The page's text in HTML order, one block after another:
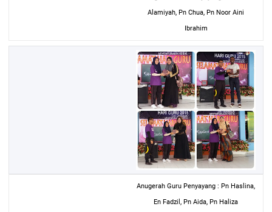
Alamiyah, Pn Chua, Pn Noor Aini
Ibrahim
Anugerah Guru Penyayang : Pn Haslina,
En Fadzil, Pn Aida, Pn Haliza